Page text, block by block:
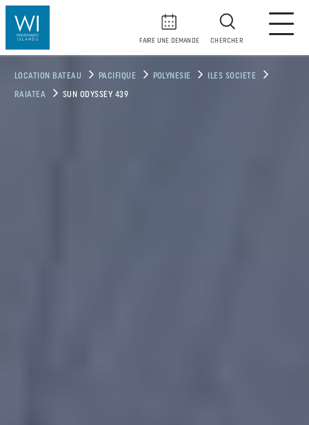
FAIRE UNE DEMANDE CHERCHER
LOCATION BATEAU PACIFIQUE POLYNESIE ILES SOCIETE
RAIATEA SUN ODYSSEY 439